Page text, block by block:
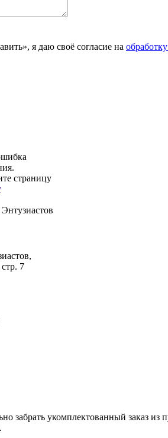
я даю своё согласие на
страницу
7
забрать укомплектованный заказ